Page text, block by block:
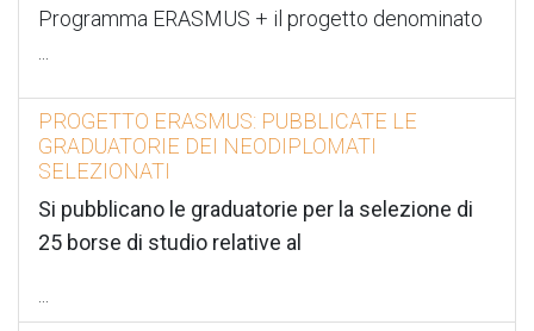
Programma ERASMUS + il progetto denominato
...
PROGETTO ERASMUS: PUBBLICATE LE
GRADUATORIE DEI NEODIPLOMATI
SELEZIONATI
Si pubblicano le graduatorie per la selezione di
25 borse di studio relative al
...